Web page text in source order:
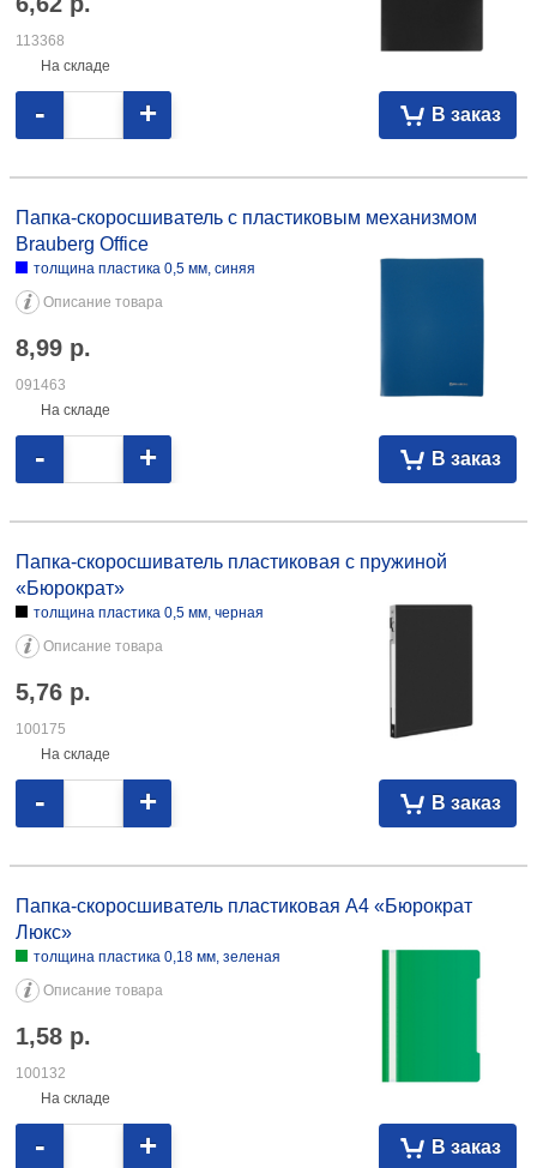
113368
На складе
В заказ
- +
толщина пластика 0,5 мм, синяя 8,99 091463
Папка-скоросшиватель с пластиковым механизмом
Brauberg Office
толщина пластика 0,5 мм, синяя
Описание товара
8,99 р.
091463
На складе
В заказ
- +
пластика 0,5 мм, черная 5,76 100175
Папка-скоросшиватель пластиковая с пружиной
«Бюрократ»
толщина пластика 0,5 мм, черная
Описание товара
5,76 р.
100175
На складе
В заказ
- +
пластика 0,18 мм, зеленая 1,58 100132 толщина пластика 0,18 мм,
красная 1,58 106450
Папка-скоросшиватель пластиковая А4 «Бюрократ
Люкс»
толщина пластика 0,18 мм, зеленая
Описание товара
1,58 р.
100132
На складе
В заказ
- +